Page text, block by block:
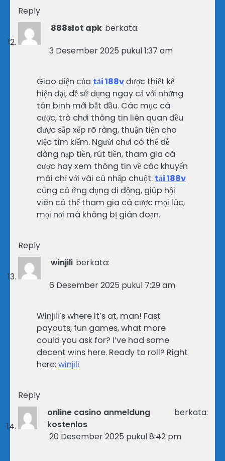
Reply
888slot apk berkata:
3 Desember 2025 pukul 1:37 am
Giao diện của tải 188vđược thiết kế
hiện đại, dễ sử dụng ngay cả với những
tân binh mới bắt đầu. Các mục cá
cược, trò chơi thông tin liên quan đều
được sắp xếp rõ ràng, thuận tiện cho
việc tìm kiếm. Người chơi có thể dễ
dàng nạp tiền, rút tiền, tham gia cá
cược hay xem thông tin về các khuyến
mãi chỉ với vài cú nhấp chuột. tải 188v
cũng có ứng dụng di động, giúp hội
viên có thể tham gia cá cược mọi lúc,
mọi nơi mà không bị gián đoạn.
Reply
winjili berkata:
6 Desember 2025 pukul 7:29 am
Winjili’s where it’s at, man! Fast
payouts, fun games, what more
could you ask for? I’ve had some
decent wins here. Ready to roll? Right
here:winjili
Reply
online casino anmeldung
kostenlos
berkata:
20 Desember 2025 pukul 8:42 pm